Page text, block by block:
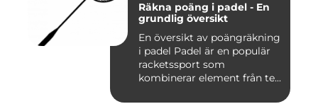
Räkna poäng i padel - En
grundlig översikt
En översikt av poängräkning
i padel Padel är en populär
racketssport som
kombinerar element från te...